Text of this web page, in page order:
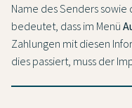
Name des Senders sowie
bedeutet, dass im Menü
Zahlungen mit diesen
dies passiert, muss der